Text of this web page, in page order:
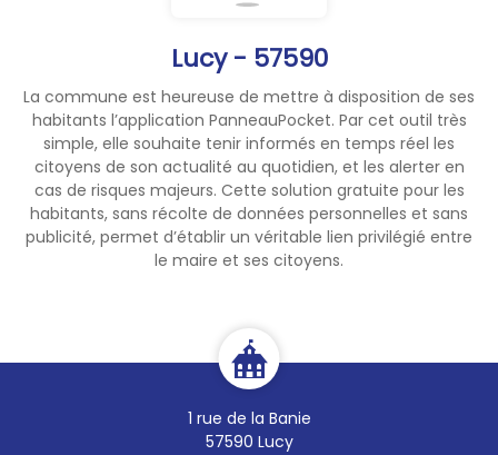
Lucy - 57590
La commune est heureuse de mettre à disposition de ses
habitants l’application PanneauPocket. Par cet outil très
simple, elle souhaite tenir informés en temps réel les
citoyens de son actualité au quotidien, et les alerter en
cas de risques majeurs. Cette solution gratuite pour les
habitants, sans récolte de données personnelles et sans
publicité, permet d’établir un véritable lien privilégié entre
le maire et ses citoyens.
1 rue de la Banie
57590 Lucy